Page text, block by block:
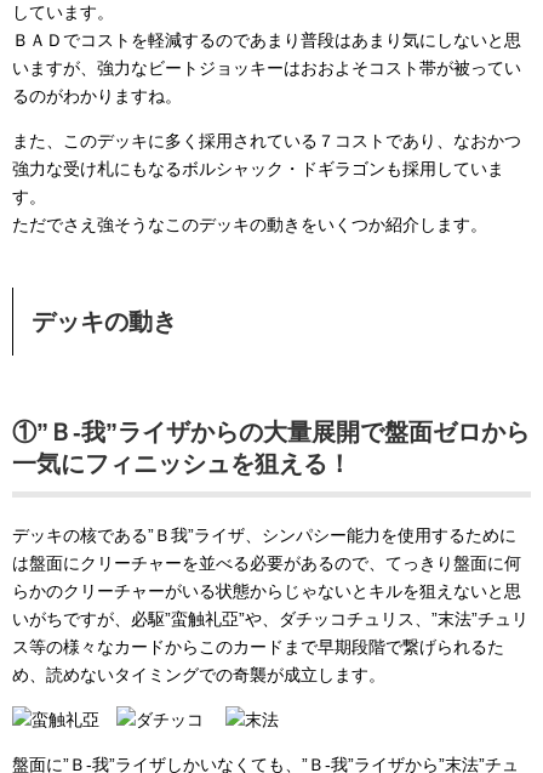
しています。
ＢＡＤでコストを軽減するのであまり普段はあまり気にしないと思
いますが、強力なビートジョッキーはおおよそコスト帯が被ってい
るのがわかりますね。
また、このデッキに多く採用されている７コストであり、なおかつ
強力な受け札にもなるボルシャック・ドギラゴンも採用していま
す。
ただでさえ強そうなこのデッキの動きをいくつか紹介します。
デッキの動き
①”Ｂ-我”ライザからの大量展開で盤面ゼロから
一気にフィニッシュを狙える！
デッキの核である”Ｂ我”ライザ、シンパシー能力を使用するために
は盤面にクリーチャーを並べる必要があるので、てっきり盤面に何
らかのクリーチャーがいる状態からじゃないとキルを狙えないと思
いがちですが、必駆”蛮触礼亞”や、ダチッコチュリス、”末法”チュリ
ス等の様々なカードからこのカードまで早期段階で繋げられるた
め、読めないタイミングでの奇襲が成立します。
盤面に”Ｂ-我”ライザしかいなくても、”Ｂ-我”ライザから”末法”チュ